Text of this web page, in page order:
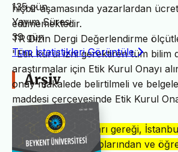
hiçbir aşamasında yazarlardan
edilmemektedir.
TR Dizin Dergi Değerlendirme
"Etik kurul izni gerektiren tüm bilim
araştırmalar için Etik Kurul Onayı
onay makalede belirtilmeli ve
maddesi çerçevesinde Etik Kurul
gerekmektedir.
Dergi Yönetimi kararı gereği,
Üniversitesi mensuplarından ve
135 gün
Yayım Süresi
39 gün
Tüm İstatistikleri Görüntüle
Arşiv